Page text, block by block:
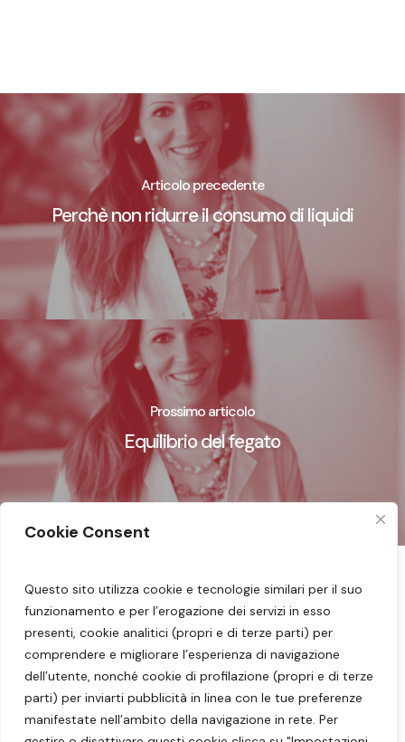
Cookie Consent
Questo sito utilizza cookie e tecnologie similari per il suo
funzionamento e per l’erogazione dei servizi in esso
presenti, cookie analitici (propri e di terze parti) per
comprendere e migliorare l’esperienza di navigazione
dell’utente, nonché cookie di profilazione (propri e di terze
parti) per inviarti pubblicità in linea con le tue preferenze
manifestate nell’ambito della navigazione in rete. Per
Articolo precedente
Perchè non ridurre il consumo di liquidi
Prossimo articolo
Equilibrio del fegato
Seguimi sui miei social: Facebook–Instagram
–YouTube
Dott.ssa Barbara Borzaga – Nutrizionista
Merano – Laives –info@barbaraborzaga.it